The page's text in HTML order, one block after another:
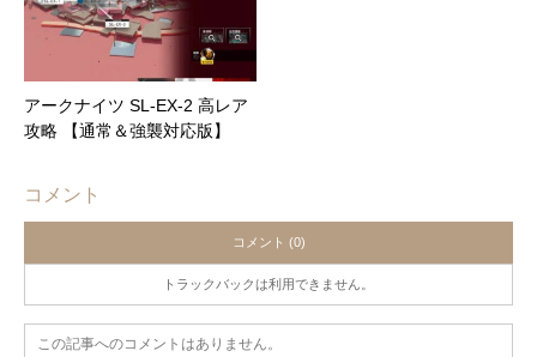
アークナイツ SL-EX-2 高レア
攻略 【通常＆強襲対応版】
コメント
コメント (0)
トラックバックは利用できません。
この記事へのコメントはありません。